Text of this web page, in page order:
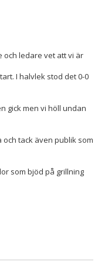
och ledare vet att vi är
I halvlek stod det 0-0
gick men vi höll undan
tack även publik som
som bjöd på grillning